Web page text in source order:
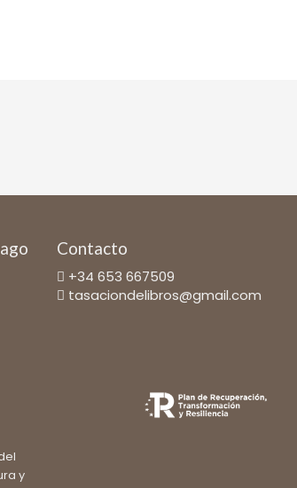
Contacto
+34 653 667509
tasaciondelibros@gmail.com
y